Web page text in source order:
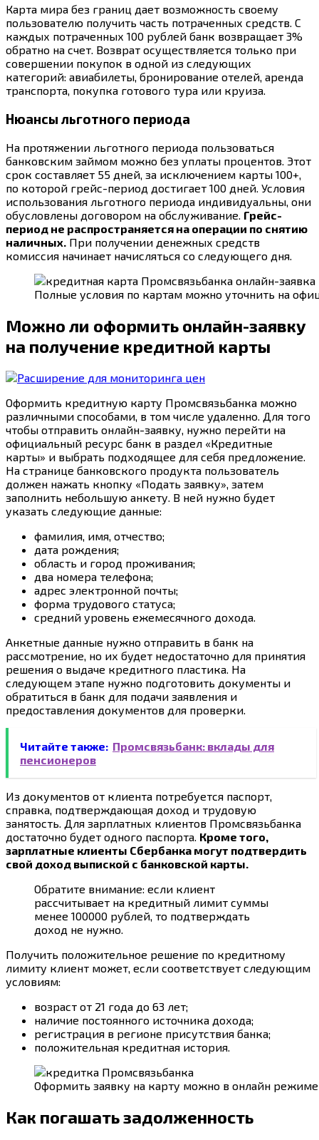
Карта мира без границ дает возможность своему
пользователю получить часть потраченных средств. С
каждых потраченных 100 рублей банк возвращает 3%
обратно на счет. Возврат осуществляется только при
совершении покупок в одной из следующих
категорий: авиабилеты, бронирование отелей, аренда
транспорта, покупка готового тура или круиза.
Нюансы льготного периода
На протяжении льготного периода пользоваться
банковским займом можно без уплаты процентов. Этот
срок составляет 55 дней, за исключением карты 100+,
по которой грейс-период достигает 100 дней. Условия
использования льготного периода индивидуальны, они
обусловлены договором на обслуживание. Грейс-
период не распространяется на операции по снятию
наличных. При получении денежных средств
комиссия начинает начисляться со следующего дня.
Полные условия по картам можно уточнить на
Можно ли оформить онлайн-заявку
на получение кредитной карты
Оформить кредитную карту Промсвязьбанка можно
различными способами, в том числе удаленно. Для того
чтобы отправить онлайн-заявку, нужно перейти на
официальный ресурс банк в раздел «Кредитные
карты» и выбрать подходящее для себя предложение.
На странице банковского продукта пользователь
должен нажать кнопку «Подать заявку», затем
заполнить небольшую анкету. В ней нужно будет
указать следующие данные:
фамилия, имя, отчество;
дата рождения;
область и город проживания;
два номера телефона;
адрес электронной почты;
форма трудового статуса;
средний уровень ежемесячного дохода.
Анкетные данные нужно отправить в банк на
рассмотрение, но их будет недостаточно для принятия
решения о выдаче кредитного пластика. На
следующем этапе нужно подготовить документы и
обратиться в банк для подачи заявления и
предоставления документов для проверки.
Читайте также: Промсвязьбанк: вклады для
пенсионеров
Из документов от клиента потребуется паспорт,
справка, подтверждающая доход и трудовую
занятость. Для зарплатных клиентов Промсвязьбанка
достаточно будет одного паспорта. Кроме того,
зарплатные клиенты Сбербанка могут подтвердить
свой доход выпиской с банковской карты.
Обратите внимание: если клиент
рассчитывает на кредитный лимит суммы
менее 100000 рублей, то подтверждать
доход не нужно.
Получить положительное решение по кредитному
лимиту клиент может, если соответствует следующим
условиям:
возраст от 21 года до 63 лет;
наличие постоянного источника дохода;
регистрация в регионе присутствия банка;
положительная кредитная история.
Оформить заявку на карту можно в онлайн режиме
Как погашать задолженность